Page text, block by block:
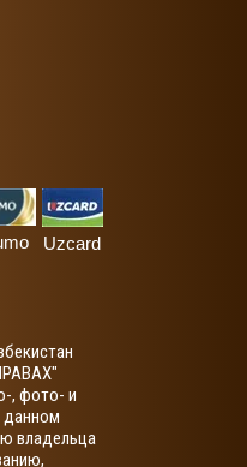
Uzcard
, фото- и
данном
владельца